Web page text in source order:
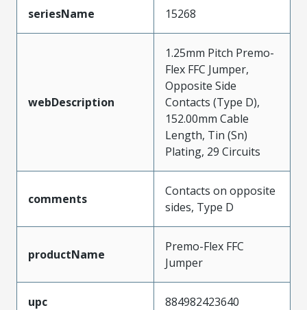
seriesName 15268
webDescription
1.25mm Pitch Premo-
Flex FFC Jumper,
Opposite Side
Contacts (Type D),
152.00mm Cable
Length, Tin (Sn)
Plating, 29 Circuits
comments
Contacts on opposite
sides, Type D
productName
Premo-Flex FFC
Jumper
upc 884982423640